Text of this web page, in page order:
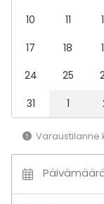
Business /
Team building
Tilatyypit
Ravintola
10
11
17
18
24
25
31
1
Varaustilanne